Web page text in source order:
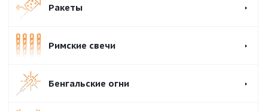
Ракеты
Римские свечи
Бенгальские огни